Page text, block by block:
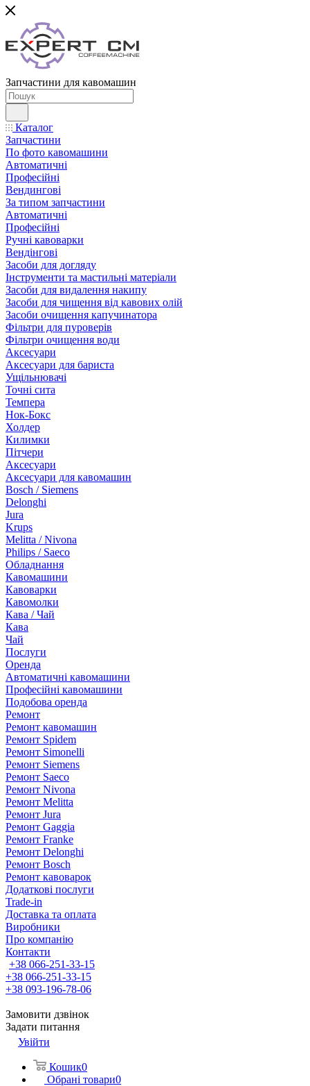
Запчастини для кавомашин
Каталог
Запчастини
По фото кавомашини
Автоматичні
Професійні
Вендингові
За типом запчастини
Автоматичні
Професійні
Ручні кавоварки
Вендінгові
Засоби для догляду
Інструменти та мастильні матеріали
Засоби для видалення накипу
Засоби для чищення від кавових олій
Засоби очищення капучинатора
Фільтри для пуроверів
Фільтри очищення води
Аксесуари
Аксесуари для бариста
Ущільнювачі
Точні сита
Темпера
Нок-Бокс
Холдер
Килимки
Пітчери
Аксесуари
Аксесуари для кавомашин
Bosch / Siemens
Delonghi
Jura
Krups
Melitta / Nivona
Philips / Saeco
Обладнання
Кавомашини
Кавоварки
Кавомолки
Кава / Чай
Кава
Чай
Послуги
Оренда
Автоматичні кавомашини
Професійні кавомашини
Подобова оренда
Ремонт
Ремонт кавомашин
Ремонт Spidem
Ремонт Simonelli
Ремонт Siemens
Ремонт Saeco
Ремонт Nivona
Ремонт Melitta
Ремонт Jura
Ремонт Gaggia
Ремонт Franke
Ремонт Delonghi
Ремонт Bosch
Ремонт кавоварок
Додаткові послуги
Trade-in
Доставка та оплата
Виробники
Про компанію
Контакти
+38 066-251-33-15
+38 066-251-33-15
+38 093-196-78-06
Замовити дзвінок
Задати питання
Увійти
Кошик0
Обрані товари0